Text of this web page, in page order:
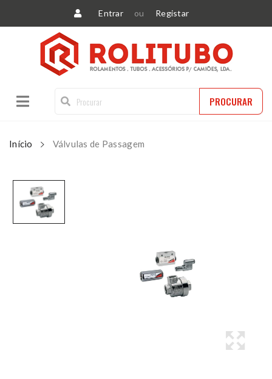
Entrar ou Registar
PROCURAR
Início Válvulas de Passagem